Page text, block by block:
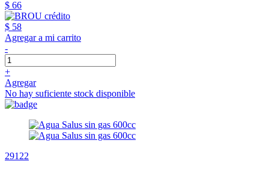
$ 66
$ 58
Agregar a mi carrito
-
+
Agregar
No hay suficiente stock disponible
29122